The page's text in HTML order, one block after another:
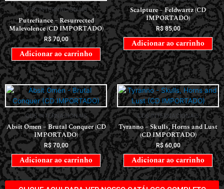
CDS INTERNACIONAIS
Absit Omen – Brutal Conquer (CD
IMPORTADO)
R$70,00
Adicionar ao carrinho
CDS INTERNACIONAIS
Tyranno – Skulls, Horns and Lust
(CD IMPORTADO)
R$60,00
Adicionar ao carrinho
CLIQUE AQUI PARA VER NOSSO CATÁLOGO COMPLETO
DE CDS IMPORTADOS
CASSETES